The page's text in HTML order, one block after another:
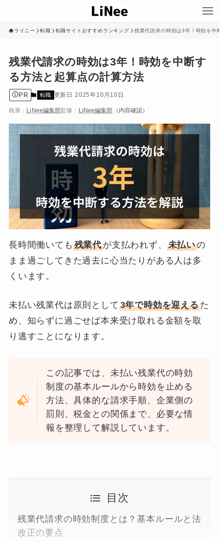
ライニー 転職 転職サイトおすすめランキング 残業代請求の時効は3年！時効を
残業代請求の時効は3年！時効を中断す
る方法と起算点の計算方法
PR 転職 2025年10月10日
執筆： LiNee編集部監修： LiNee編集部 （内容確認）
長時間働いても 残業代が支払われず、 未払いの
まま過ごしてきた過去に心当たりがある人は多
くいます。
未払い残業代は原則として 3年で時効を迎えるた
め、知らずに過ごせば本来受け取れる金額を取
り逃すことになります。
この記事では、未払い残業代の時効
制度の基本ルールから時効を止める
方法、具体的な請求手順、企業側の
罰則、税金との関係まで、必要な情
報を整理して解説しています。
目次
残業代請求の時効制度とは？基本ルールと法
改正の要点